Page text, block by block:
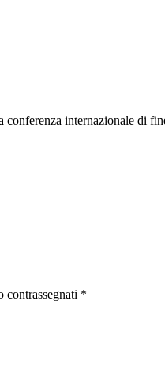
internazionale di
contrassegnati *